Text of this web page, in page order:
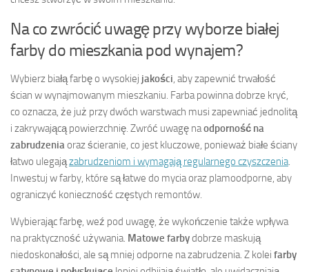
Na co zwrócić uwagę przy wyborze białej
farby do mieszkania pod wynajem?
Wybierz białą farbę o wysokiej jakości , aby zapewnić trwałość
ścian w wynajmowanym mieszkaniu. Farba powinna dobrze kryć,
co oznacza, że już przy dwóch warstwach musi zapewniać jednolitą
i zakrywającą powierzchnię. Zwróć uwagę naodporność na
zabrudzenia oraz ścieranie, co jest kluczowe, ponieważ białe ściany
łatwo ulegajązabrudzeniom i wymagają regularnego czyszczenia
Inwestuj w farby, które są łatwe do mycia oraz plamoodporne, aby
ograniczyć konieczność częstych remontów.
Wybierając farbę, weź pod uwagę, że wykończenie także wpływa
na praktyczność używania. Matowe farbydobrze maskują
niedoskonałości, ale są mniej odporne na zabrudzenia. Z kolei farby